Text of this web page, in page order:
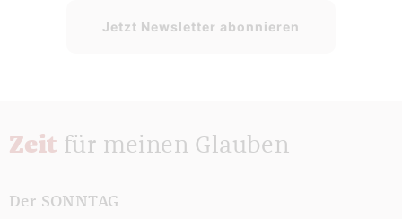
Jetzt Newsletter abonnieren
Zeit für meinen Glauben
Der SONNTAG